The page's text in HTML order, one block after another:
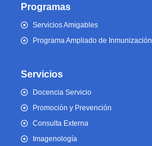
Programas
Servicios Amigables
Programa Ampliado de Inmunización
Servicios
Docencia Servicio
Promoción y Prevención
Consulta Externa
Imagenología